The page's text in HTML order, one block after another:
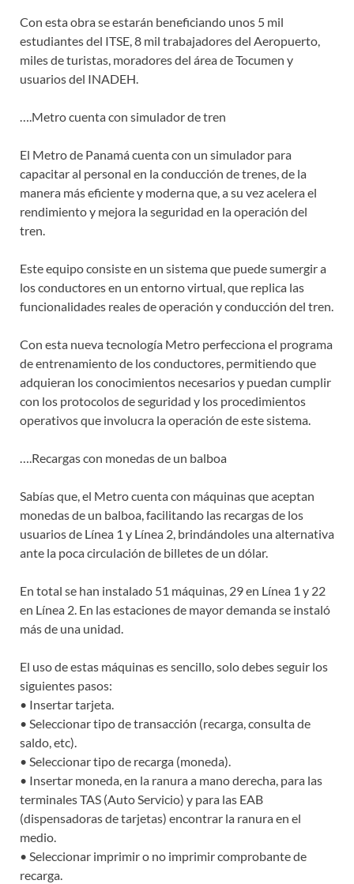
Con esta obra se estarán beneficiando unos 5 mil
estudiantes del ITSE, 8 mil trabajadores del Aeropuerto,
miles de turistas, moradores del área de Tocumen y
usuarios del INADEH.
….Metro cuenta con simulador de tren
El Metro de Panamá cuenta con un simulador para
capacitar al personal en la conducción de trenes, de la
manera más eficiente y moderna que, a su vez acelera el
rendimiento y mejora la seguridad en la operación del
tren.
Este equipo consiste en un sistema que puede sumergir a
los conductores en un entorno virtual, que replica las
funcionalidades reales de operación y conducción del tren.
Con esta nueva tecnología Metro perfecciona el programa
de entrenamiento de los conductores, permitiendo que
adquieran los conocimientos necesarios y puedan cumplir
con los protocolos de seguridad y los procedimientos
operativos que involucra la operación de este sistema.
….Recargas con monedas de un balboa
Sabías que, el Metro cuenta con máquinas que aceptan
monedas de un balboa, facilitando las recargas de los
usuarios de Línea 1 y Línea 2, brindándoles una alternativa
ante la poca circulación de billetes de un dólar.
En total se han instalado 51 máquinas, 29 en Línea 1 y 22
en Línea 2. En las estaciones de mayor demanda se instaló
más de una unidad.
El uso de estas máquinas es sencillo, solo debes seguir los
siguientes pasos:
• Insertar tarjeta.
• Seleccionar tipo de transacción (recarga, consulta de
saldo, etc).
• Seleccionar tipo de recarga (moneda).
• Insertar moneda, en la ranura a mano derecha, para las
terminales TAS (Auto Servicio) y para las EAB
(dispensadoras de tarjetas) encontrar la ranura en el
medio.
• Seleccionar imprimir o no imprimir comprobante de
recarga.